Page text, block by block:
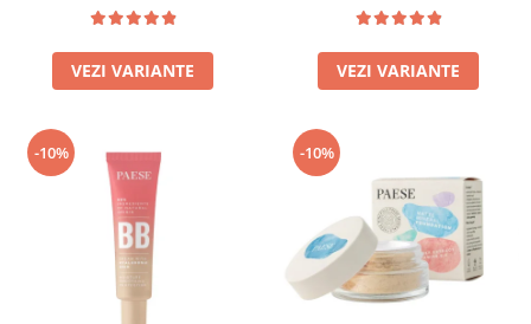
VEZI VARIANTE VEZI VARIANTE
-10% -10%